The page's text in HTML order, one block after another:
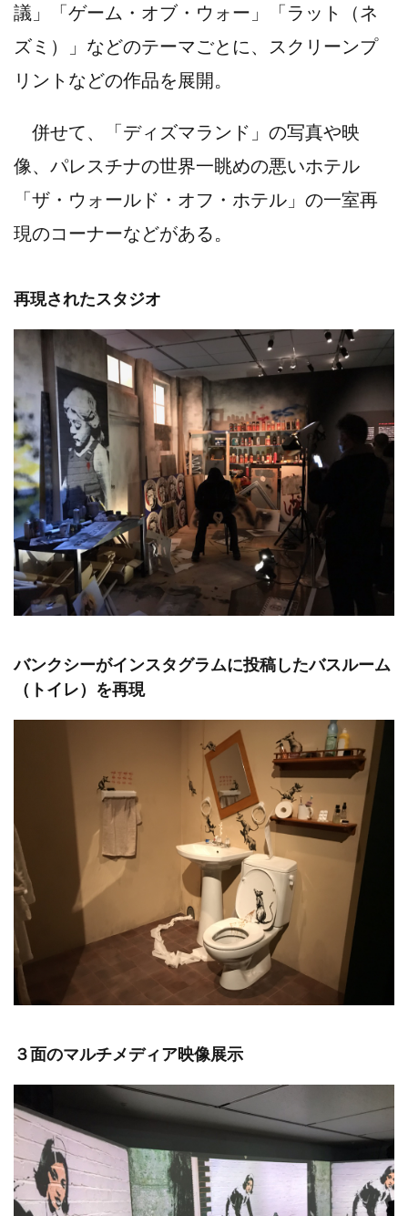
議」「ゲーム・オブ・ウォー」「ラット（ネ
ズミ）」などのテーマごとに、スクリーンプ
リントなどの作品を展開。
併せて、「ディズマランド」の写真や映
像、パレスチナの世界一眺めの悪いホテル
「ザ・ウォールド・オフ・ホテル」の一室再
現のコーナーなどがある。
再現されたスタジオ
バンクシーがインスタグラムに投稿したバスルーム
（トイレ）を再現
３面のマルチメディア映像展示